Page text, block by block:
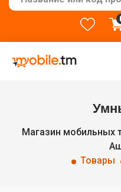
Магазин мобильных
Товары